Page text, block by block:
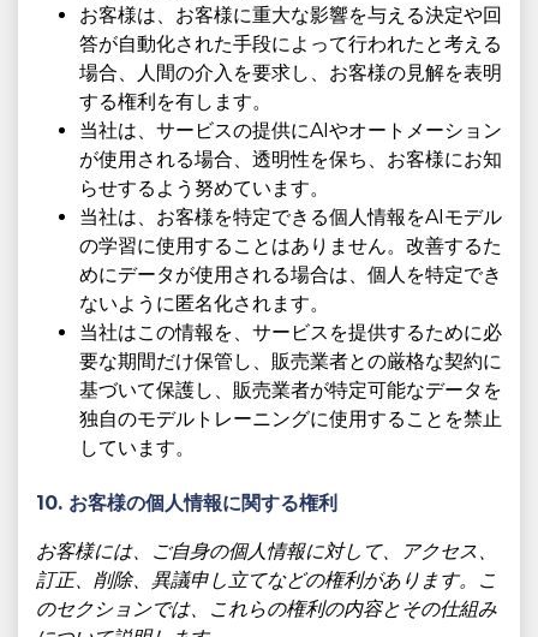
お客様は、お客様に重大な影響を与える決定や回
答が自動化された手段によって行われたと考える
場合、人間の介入を要求し、お客様の見解を表明
する権利を有します。
当社は、サービスの提供にAIやオートメーション
が使用される場合、透明性を保ち、お客様にお知
らせするよう努めています。
当社は、お客様を特定できる個人情報をAIモデル
の学習に使用することはありません。改善するた
めにデータが使用される場合は、個人を特定でき
ないように匿名化されます。
当社はこの情報を、サービスを提供するために必
要な期間だけ保管し、販売業者との厳格な契約に
基づいて保護し、販売業者が特定可能なデータを
独自のモデルトレーニングに使用することを禁止
しています。
10. お客様の個人情報に関する権利
お客様には、ご自身の個人情報に対して、アクセス、
訂正、削除、異議申し立てなどの権利があります。こ
のセクションでは、これらの権利の内容とその仕組み